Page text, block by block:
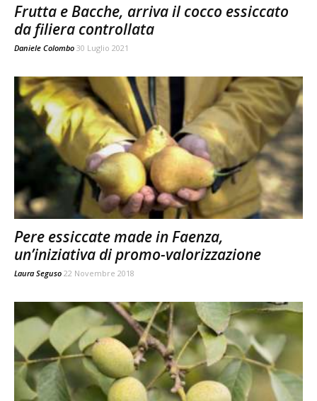
Frutta e Bacche, arriva il cocco essiccato
da filiera controllata
Daniele Colombo 30 Luglio 2021
Pere essiccate made in Faenza,
un’iniziativa di promo-valorizzazione
Laura Seguso 22 Novembre 2018